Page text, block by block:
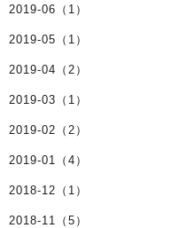
2019-06（1）
2019-05（1）
2019-04（2）
2019-03（1）
2019-02（2）
2019-01（4）
2018-12（1）
2018-11（5）